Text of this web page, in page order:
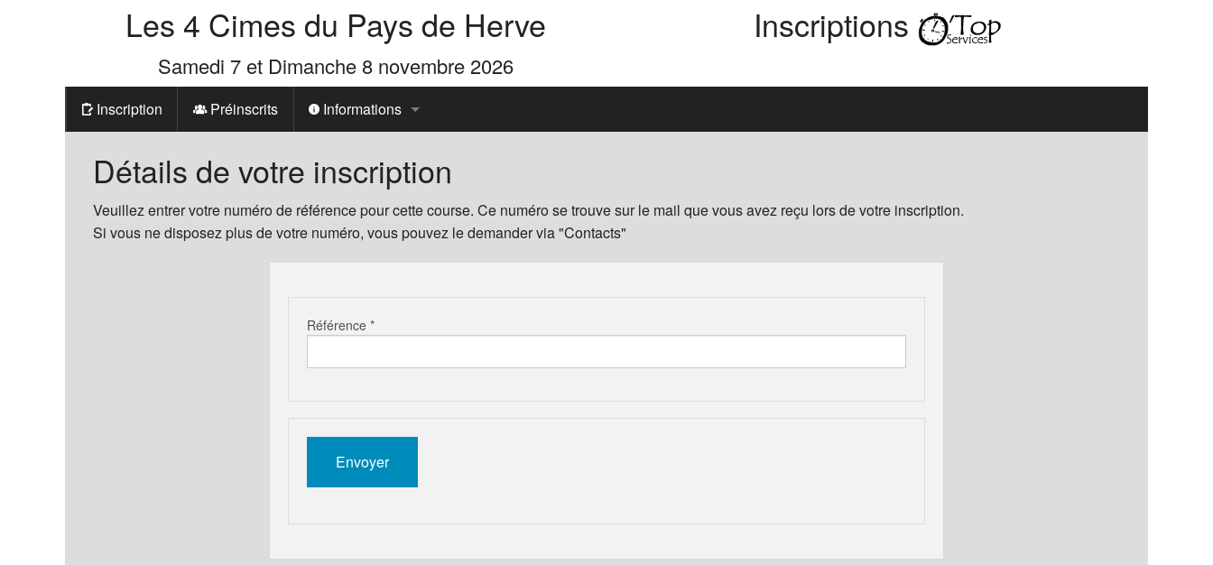
Les 4 Cimes du Pays de Herve
Samedi 7 et Dimanche 8 novembre 2026
Inscriptions
Inscription Préinscrits Informations
Les 4 Cimes du Pays de Herve
La Boutique des 4 Cimes
Détails de votre inscription
Veuillez entrer votre numéro de référence pour cette course. Ce numéro se trouve sur le mail que vous avez reçu lors de votre inscription.
Si vous ne disposez plus de votre numéro, vous pouvez le demander via "Contacts"
Référence *